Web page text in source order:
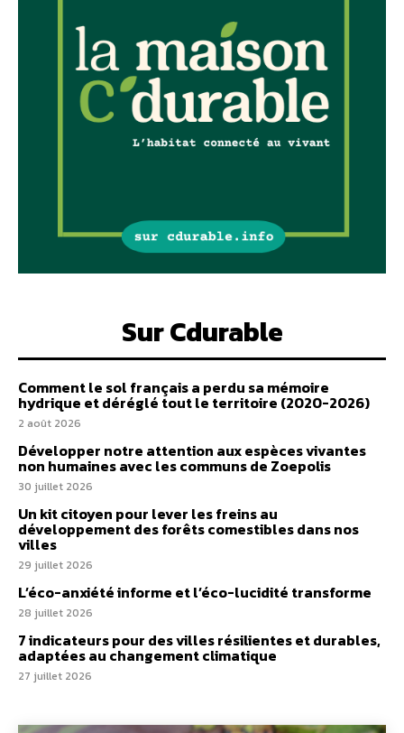
Sur Cdurable
Comment le sol français a perdu sa mémoire
hydrique et déréglé tout le territoire (2020-2026)
2 août 2026
Développer notre attention aux espèces vivantes
non humaines avec les communs de Zoepolis
30 juillet 2026
Un kit citoyen pour lever les freins au
développement des forêts comestibles dans nos
villes
29 juillet 2026
L’éco-anxiété informe et l’éco-lucidité transforme
28 juillet 2026
7 indicateurs pour des villes résilientes et durables,
adaptées au changement climatique
27 juillet 2026